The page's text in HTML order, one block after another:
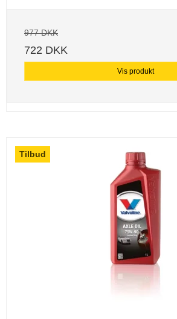
977 DKK
722 DKK
Vis produkt
Tilbud